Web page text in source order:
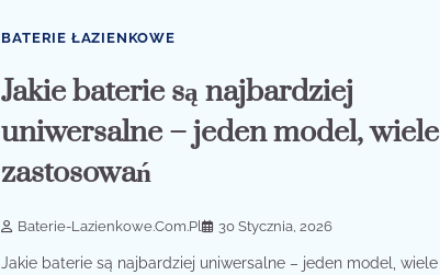
BATERIE ŁAZIENKOWE
Jakie baterie są najbardziej
uniwersalne – jeden model, wiele
zastosowań
Baterie-Lazienkowe.com.pl 30 Stycznia, 2026
Jakie baterie są najbardziej uniwersalne – jeden model, wiele